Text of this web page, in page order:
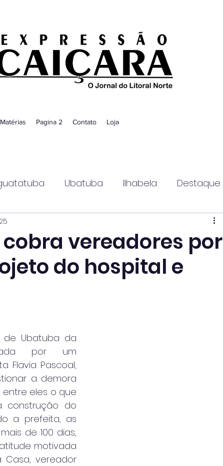
Matérias Pagina 2 Contato Loja
Ubatuba Ilhabela Destaque
vereadores por
do hospital e
de Ubatuba da
por um
Flavia Pascoal,
a demora
entre eles o que
construção do
a prefeita, as
de 100 dias,
motivada
Casa, vereador